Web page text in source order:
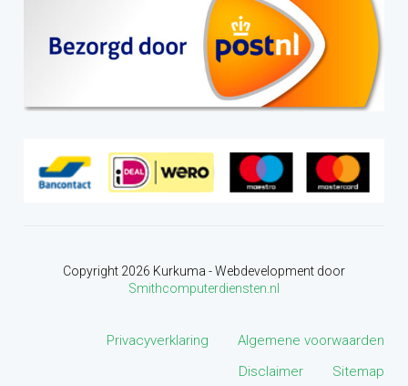
Copyright 2026 Kurkuma - Webdevelopment door
Smithcomputerdiensten.nl
Algemene voorwaarden
Privacyverklaring
Sitemap
Disclaimer